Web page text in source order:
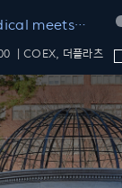
meets
｜COEX, 더플라츠